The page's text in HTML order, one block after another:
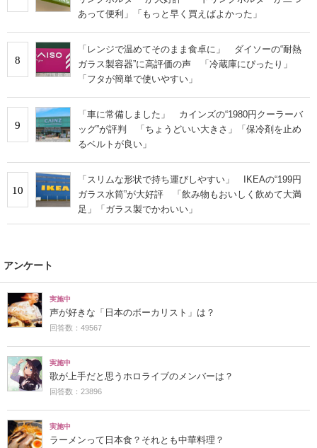
あって便利」「もっと早く買えばよかった」
8
「レンジで温めてそのまま食卓に」 ダイソーの“耐熱
ガラス製容器”に高評価の声 「冷蔵庫にぴったり」
「フタが簡単で使いやすい」
9
「車に常備しました」 カインズの“1980円クーラーバ
ッグ”が評判 「ちょうどいい大きさ」「保冷剤を止め
るベルトが良い」
10
「スリムな形状で持ち運びしやすい」 IKEAの“199円
ガラス水筒”が大好評 「飲み物もおいしく飲めて大満
足」「ガラス製でかわいい」
アンケート
実施中
声が好きな「日本のボーカリスト」は？
回答数：49567
実施中
歌が上手だと思うホロライブのメンバーは？
回答数：23896
実施中
ラーメンって日本食？それとも中華料理？